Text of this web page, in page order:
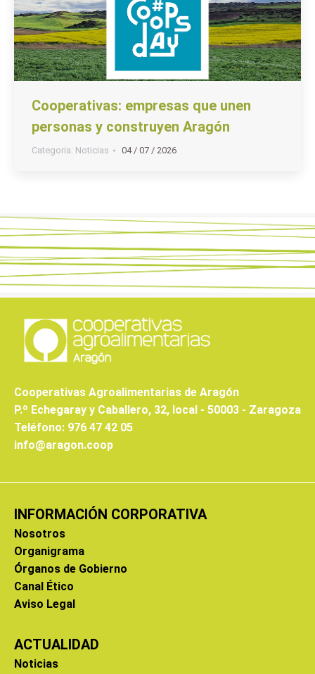
Cooperativas: empresas que unen
personas y construyen Aragón
Categoria: Noticias 04 / 07 / 2026
Cooperativas Agroalimentarias de Aragón
P.º Echegaray y Caballero, 32, local - 50003 - Zaragoza
Teléfono: 976 47 42 05
info@aragon.coop
INFORMACIÓN CORPORATIVA
Nosotros
Organigrama
Órganos de Gobierno
Canal Ético
Aviso Legal
ACTUALIDAD
Noticias